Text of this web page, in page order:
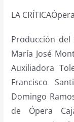
LA
Producción del
María José
Auxiliadora
Francisco
Domingo
de Ópera